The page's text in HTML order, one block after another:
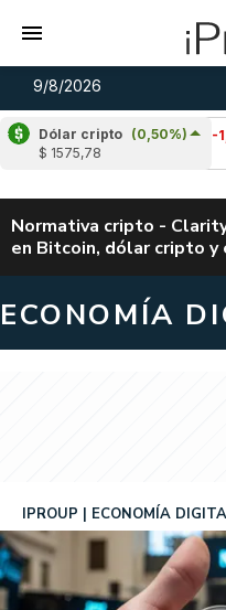
9/8/2026
Dólar cripto (0,50%)
$ 1575,78
Cardano (-1,94%)
u$s 0,20
Normativa cripto -
en Bitcoin, dólar cripto y
ECONOMÍA
IPROUP ECONOMÍA